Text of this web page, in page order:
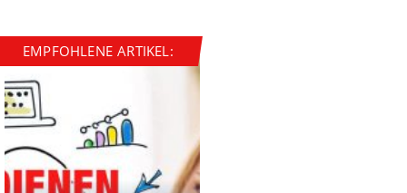
EMPFOHLENE ARTIKEL: